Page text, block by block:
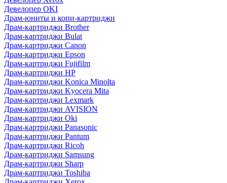
Девелопер OKI
Драм-юниты и копи-картриджи
Драм-картриджи Brother
Драм-картриджи Bulat
Драм-картриджи Canon
Драм-картриджи Epson
Драм-картриджи Fujifilm
Драм-картриджи HP
Драм-картриджи Konica Minolta
Драм-картриджи Kyocera Mita
Драм-картриджи Lexmark
Драм-картриджи AVISION
Драм-картриджи Oki
Драм-картриджи Panasonic
Драм-картриджи Pantum
Драм-картриджи Ricoh
Драм-картриджи Samsung
Драм-картриджи Sharp
Драм-картриджи Toshiba